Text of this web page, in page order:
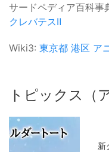
サードペディア百科事
クレバテスⅡ
Wiki3: 東京都 港区 ア
トピックス（
新